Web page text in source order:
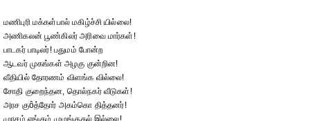
மணிபுரி மக்கள்பால் மகிழ்ச்சி யில்லை!
அணிகலன் பூண்கிலர் அரிவை மார்கள்!
பாடகர் பாடிலர்! பதுமம் போன்ற
ஆடவர் முகங்கள் அழகு குன்றின!
வீதியில் தோரணம் விளங்க வில்லை!
சோதி குறைந்தன, தொல்நகர் வீடுகள்!
அரச குôத்தோர் அகம்கொ தித்தனர்!
முரசம் எங்கும் முழங்குதல் இல்லை!